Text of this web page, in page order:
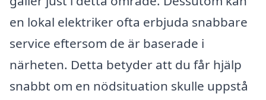
en lokal elektriker ofta erbjuda snabbare
service eftersom de är baserade i
närheten. Detta betyder att du får hjälp
snabbt om en nödsituation skulle uppstå